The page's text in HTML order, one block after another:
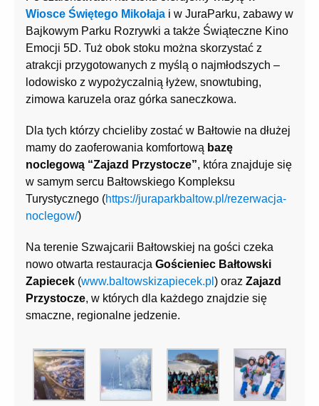
Wiosce Świętego Mikołaja i w JuraParku, zabawy w
Bajkowym Parku Rozrywki a także Świąteczne Kino
Emocji 5D. Tuż obok stoku można skorzystać z
atrakcji przygotowanych z myślą o najmłodszych –
lodowisko z wypożyczalnią łyżew, snowtubing,
zimowa karuzela oraz górka saneczkowa.
Dla tych którzy chcieliby zostać w Bałtowie na dłużej
mamy do zaoferowania komfortową bazę
noclegową “Zajazd Przystocze”, która znajduje się
w samym sercu Bałtowskiego Kompleksu
Turystycznego (https://juraparkbaltow.pl/rezerwacja-
noclegow/)
Na terenie Szwajcarii Bałtowskiej na gości czeka
nowo otwarta restauracja Gościeniec Bałtowski
Zapiecek (www.baltowskizapiecek.pl ) oraz Zajazd
Przystocze, w których dla każdego znajdzie się
smaczne, regionalne jedzenie.